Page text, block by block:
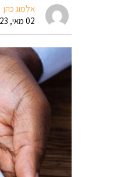
אלמוג כהן
02 מאי, 2023 14:18